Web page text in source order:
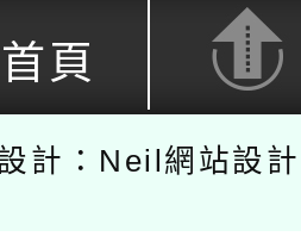
頁
計：Neil網站設